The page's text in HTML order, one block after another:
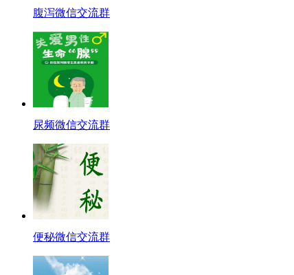
腹泻微信交流群
尿频微信交流群
便秘微信交流群